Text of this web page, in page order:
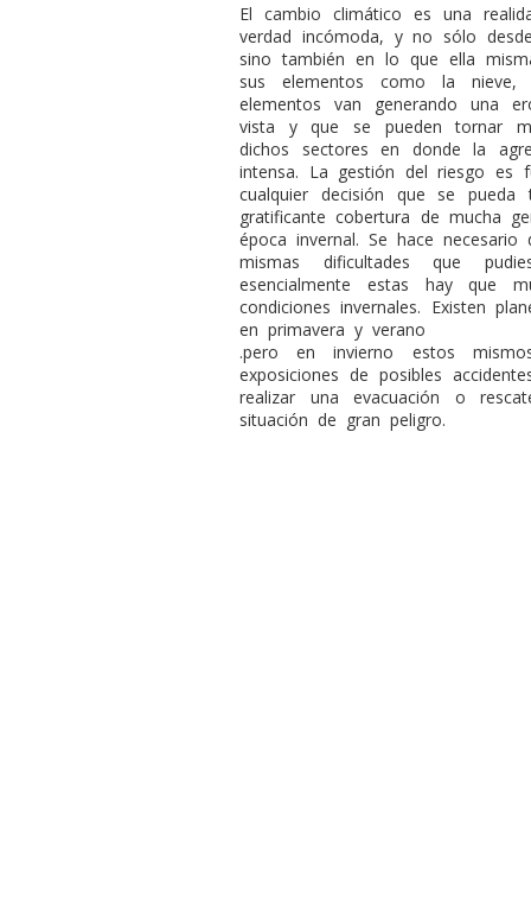
El cambio climático es una
verdad incómoda, y no sólo
sino también en lo que ella
sus elementos como la
elementos van generando una
vista y que se pueden tornar
dichos sectores en donde la
intensa. La gestión del riesgo es
cualquier decisión que se
gratificante cobertura de mucha
época invernal. Se hace
mismas dificultades que
esencialmente estas hay que
condiciones invernales. Existen
en primavera y verano
.pero en invierno estos
exposiciones de posibles
realizar una evacuación o
situación de gran peligro.